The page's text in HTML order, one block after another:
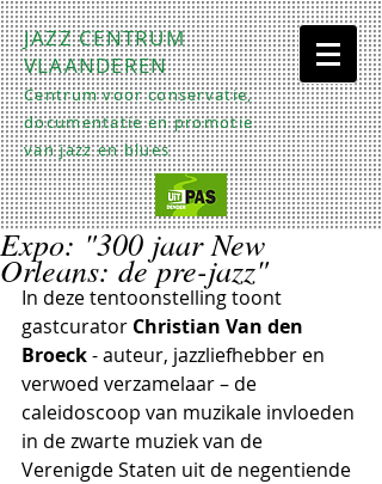
JAZZ CENTRUM
VLAANDEREN
Centrum voor conservatie,
documentatie en promotie
van jazz en blues
Expo: "300 jaar New
Orleans: de pre-jazz"
In deze tentoonstelling toont
gastcurator Christian Van den
Broeck - auteur, jazzliefhebber en
verwoed verzamelaar – de
caleidoscoop van muzikale invloeden
in de zwarte muziek van de
Verenigde Staten uit de negentiende